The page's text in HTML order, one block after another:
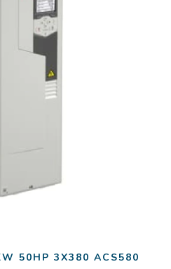
50HP 3X380 ACS580